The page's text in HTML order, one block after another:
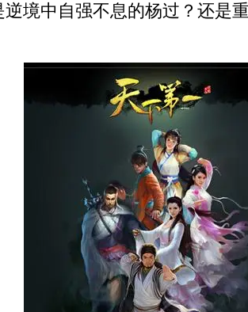
逆境中自强不息的杨过？还是